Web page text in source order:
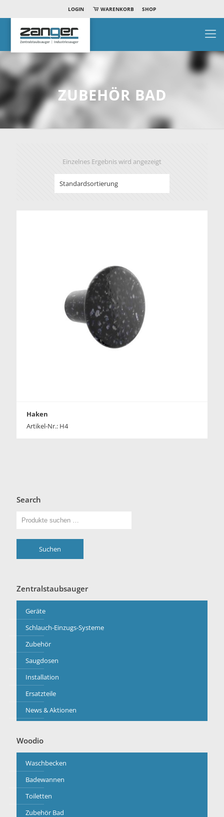
LOGIN WARENKORB SHOP
ZUBEHÖR BAD
Einzelnes Ergebnis wird angezeigt
Haken
Artikel-Nr.: H4
Search
Suchen
Zentralstaubsauger
Geräte
Schlauch-Einzugs-Systeme
Zubehör
Saugdosen
Installation
Ersatzteile
News & Aktionen
Woodio
Waschbecken
Badewannen
Toiletten
Zubehör Bad